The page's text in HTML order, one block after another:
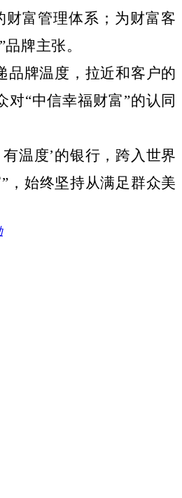
财富管理体系 ； 为财富客
牌主张。
品牌温度 ， 拉近和客户的
对“中信幸福财富”的认同
温度’的银行，跨入世界
” ，始终坚持从满足群众美